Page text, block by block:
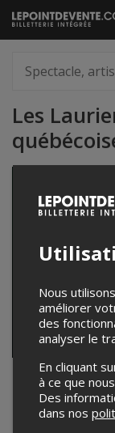
Passer
au
artiste,
lieu...
Les
Nous
améliorer
des
analyser le
En cliquant
à ce que
Des
dans nos